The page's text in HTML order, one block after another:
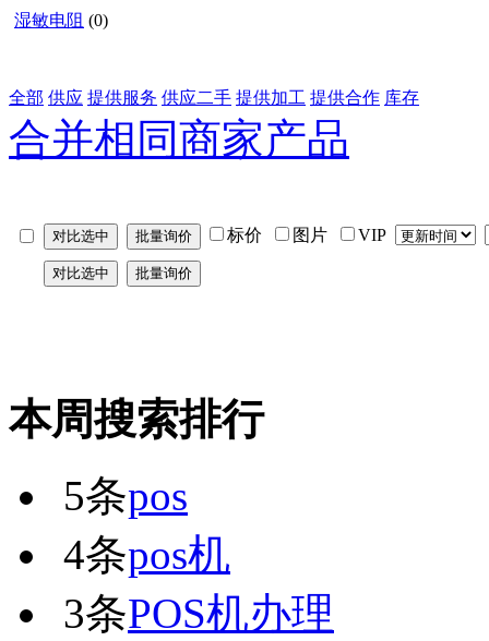
湿敏电阻 (0)
全部 供应 提供服务 供应二手 提供加工 提供合作 库存
合并相同商家产品
标价 图片 VIP
本周搜索排行
5条pos
4条pos机
3条POS机办理